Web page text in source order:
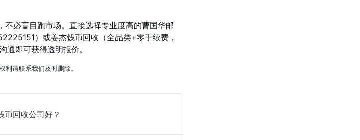
必盲目跑市场。直接选择专业度高的曹国华邮
）或姜杰钱币回收（全品类+零手续费，
通即可获得透明报价。
利请联系我们及时删除。
币回收公司好？